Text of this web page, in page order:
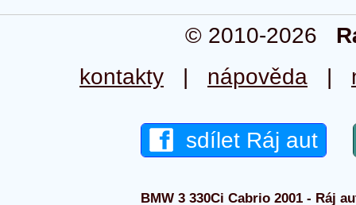
© 2010-2026
kontakty | nápověda |
sdílet Ráj aut
BMW 3 330Ci Cabrio 2001 - Ráj